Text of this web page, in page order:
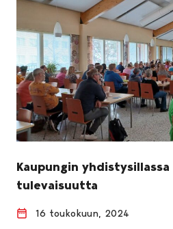
Kaupungin
tulevaisuutta
16 toukokuun, 2024